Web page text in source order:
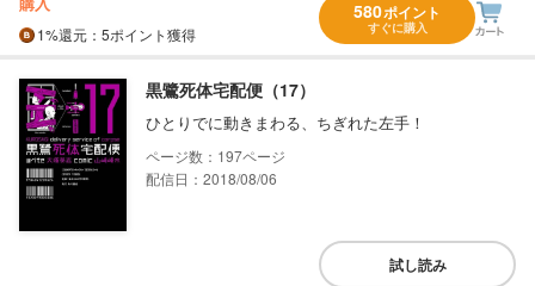
1%還元 ：5ポイント獲得
580ポイント
すぐに購入
黒鷺死体宅配便（17）
ひとりでに動きまわる、ちぎれた左手！
197
配信日：2018/08/06
試し読み